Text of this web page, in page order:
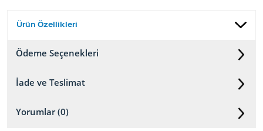
Ürün Özellikleri
Ödeme Seçenekleri
İade ve Teslimat
Yorumlar (0)